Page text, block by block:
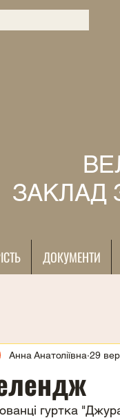
ЗАКЛАД
ДОКУМЕНТИ
Анна Анатоліївна 29
гуртка